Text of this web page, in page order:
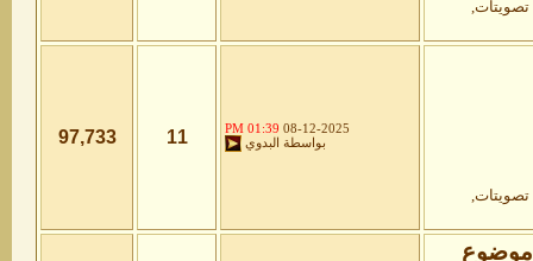
08-12-2025
01:39 PM
بواسطة
البدوي 11
97,733